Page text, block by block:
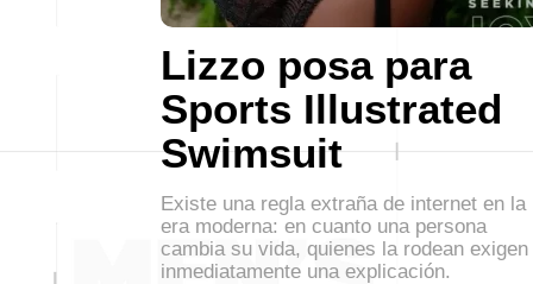
Lizzo posa para
Sports Illustrated
Swimsuit
Existe una regla extraña de internet en la
era moderna: en cuanto una persona
cambia su vida, quienes la rodean exigen
inmediatamente una explicación.